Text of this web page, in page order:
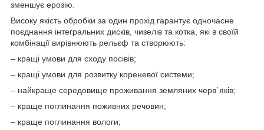
зменшує ерозію.
Високу якість обробки за один прохід гарантує одночасне
поєднання інтегральних дисків, чизелів та котка, які в своїй
комбінації вирівнюють рельєф та створюють:
– кращі умови для сходу посівів;
– кращі умови для розвитку кореневої системи;
– найкраще середовище проживання земляних черв`яків;
– краще поглинання поживних речовин;
– краще поглинання вологи;